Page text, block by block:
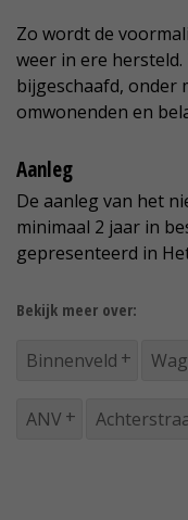
Zo wordt de
weer in ere
bijgeschaafd, onder
omwonenden en
Aanleg
De aanleg van het
minimaal 2 jaar in
gepresenteerd in
Bekijk meer over:
Binnenveld
ANV